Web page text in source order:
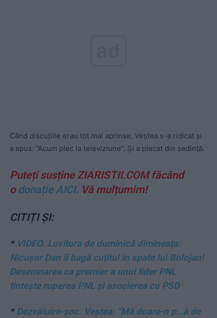
Când discuțiile erau tot mai aprinse, Veștea s-a ridicat și
a spus: ”Acum plec la televiziune”. Și a plecat din ședință.
Puteți susține ZIARISTII.COM făcând
o donație AICI. Vă mulțumim!
CITIȚI ȘI:
* VIDEO. Lovitura de duminică dimineața:
Nicușor Dan îi bagă cuțitul în spate lui Bolojan!
Desemnarea ca premier a unui lider PNL
țintește ruperea PNL și asocierea cu PSD
*Dezvăluire-șoc. Veștea: ”Mă doare-n p…ă de